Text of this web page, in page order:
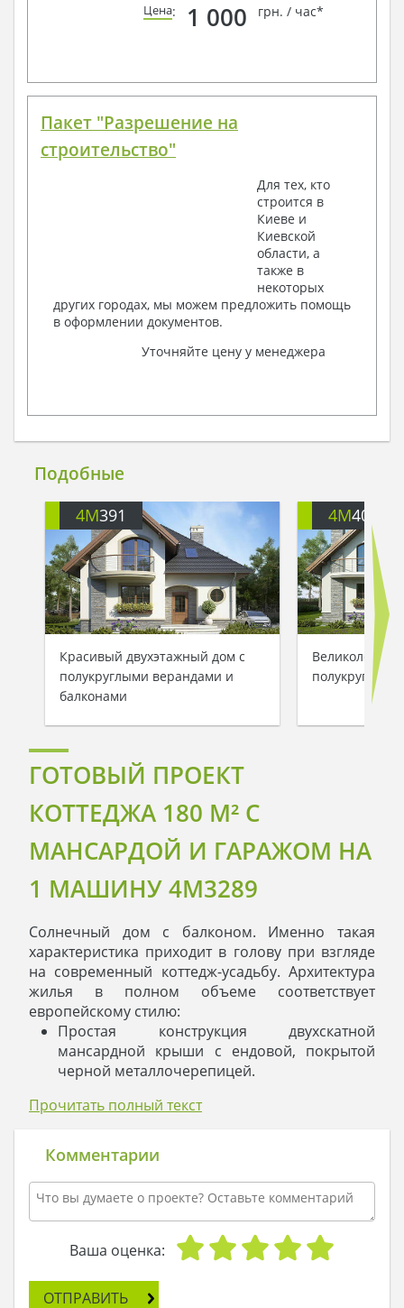
Цена: 1 000 грн. / час*
Пакет "Разрешение на
строительство"
Для тех, кто
строится в
Киеве и
Киевской
области, а
также в
некоторых
других городах, мы можем предложить помощь
в оформлении документов.
Уточняйте цену у менеджера
Подобные
4M391
Красивый двухэтажный дом с
полукруглыми верандами и
балконами
4M401
ГОТОВЫЙ ПРОЕКТ
КОТТЕДЖА 180 M² С
МАНСАРДОЙ И ГАРАЖОМ НА
1 МАШИНУ 4M3289
Солнечный дом с балконом. Именно такая
характеристика приходит в голову при взгляде
на современный коттедж-усадьбу. Архитектура
жилья в полном объеме соответствует
европейскому стилю:
Простая конструкция двухскатной
мансардной крыши с ендовой, покрытой
черной металлочерепицей.
сделанной из искусственного камня.
Прямоугольные окна выполнены из
красного дерева.
Входную дверь украшает небольшое
крыльцо на две ступеньки.
Цветовая гамма коттеджа восхищает. Желтые
стены и черная кровля создают мягкий
балюстрад балконов прибавляет яркости и
Прочитать полный текст
Комментарии
Ваша оценка:
ОТПРАВИТЬ